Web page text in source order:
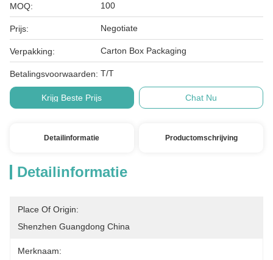
MOQ: 100
Prijs: Negotiate
Verpakking: Carton Box Packaging
Betalingsvoorwaarden: T/T
Krijg Beste Prijs Chat Nu
Detailinformatie Productomschrijving
Detailinformatie
Place Of Origin:
Shenzhen Guangdong China
Merknaam: